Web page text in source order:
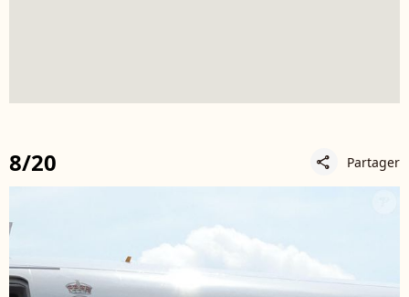
8/20 share Partager